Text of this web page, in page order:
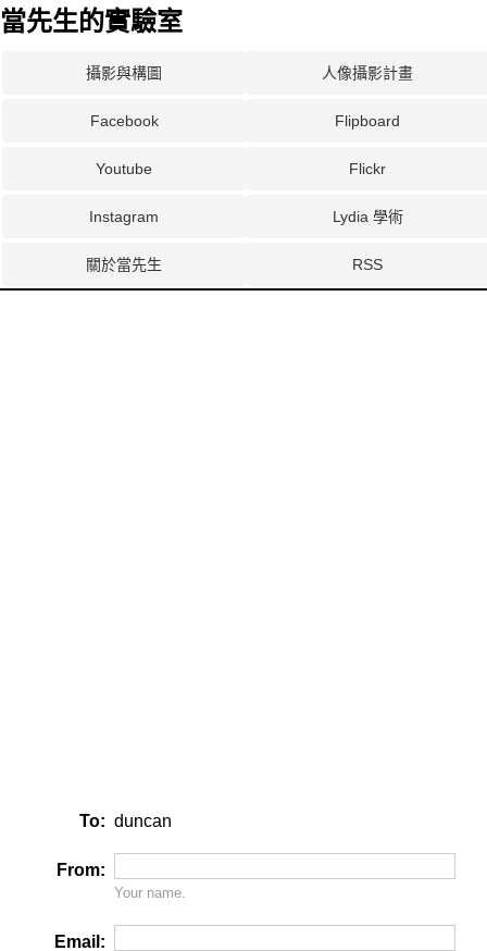
當先生的實驗室
攝影與構圖 人像攝影計畫
Facebook Flipboard
Youtube Flickr
Instagram Lydia 學術
關於當先生 RSS
To: duncan
From:
Your name.
Email: